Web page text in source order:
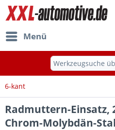
Menü
Werkzeugsuche
6-kant
Radmuttern-Einsatz,
Chrom-Molybdän-